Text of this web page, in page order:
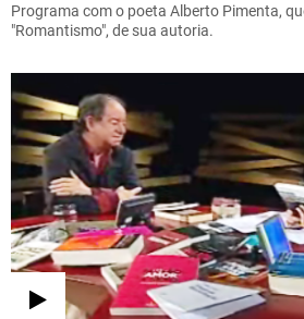
Programa com o poeta Alberto Pimenta,
"Romantismo", de sua autoria.